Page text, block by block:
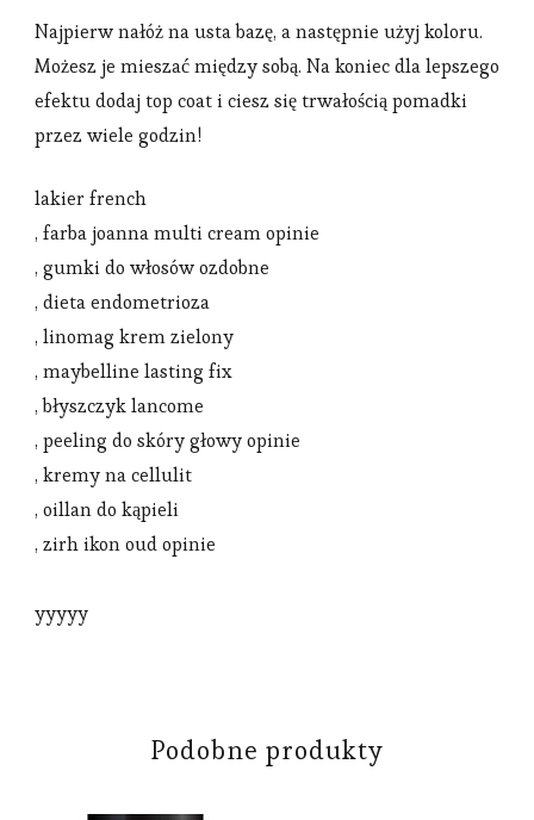
Najpierw nałóż na usta bazę, a następnie użyj koloru.
Możesz je mieszać między sobą. Na koniec dla lepszego
efektu dodaj top coat i ciesz się trwałością pomadki
przez wiele godzin!
lakier french
, farba joanna multi cream opinie
, gumki do włosów ozdobne
, dieta endometrioza
, linomag krem zielony
, maybelline lasting fix
, błyszczyk lancome
, peeling do skóry głowy opinie
, kremy na cellulit
, oillan do kąpieli
, zirh ikon oud opinie
yyyyy
Podobne produkty